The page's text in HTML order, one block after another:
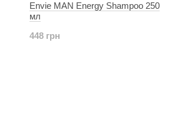
Envie MAN Energy Shampoo 250
мл
448 грн